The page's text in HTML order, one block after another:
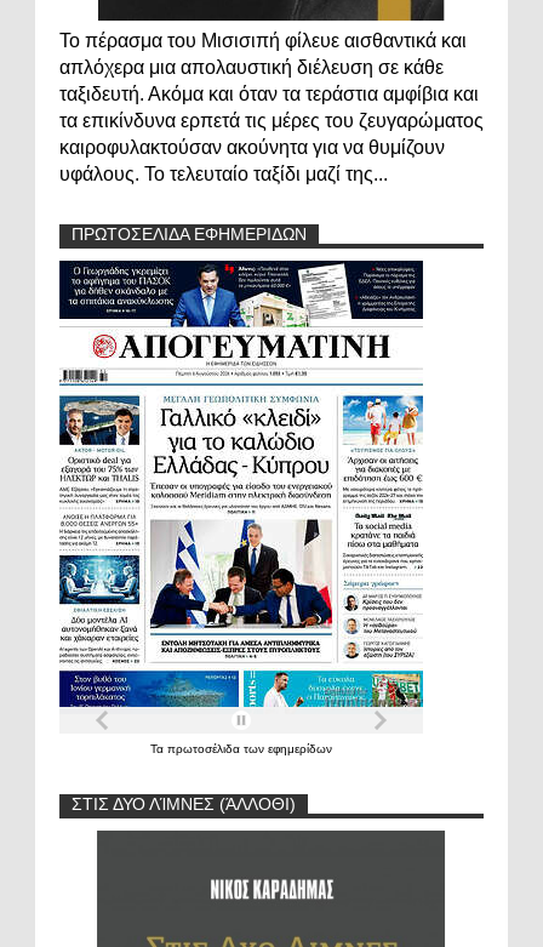
Το πέρασμα του Μισισιπή φίλευε αισθαντικά και
απλόχερα μια απολαυστική διέλευση σε κάθε
ταξιδευτή. Ακόμα και όταν τα τεράστια αμφίβια και
τα επικίνδυνα ερπετά τις μέρες του ζευγαρώματος
καιροφυλακτούσαν ακούνητα για να θυμίζουν
υφάλους. Το τελευταίο ταξίδι μαζί της...
ΠΡΩΤΟΣΕΛΙΔΑ ΕΦΗΜΕΡΙΔΩΝ
Τα πρωτοσέλιδα των εφημερίδων
ΣΤΙΣ ΔΥΟ ΛΊΜΝΕΣ (ΆΛΛΟΘΙ)